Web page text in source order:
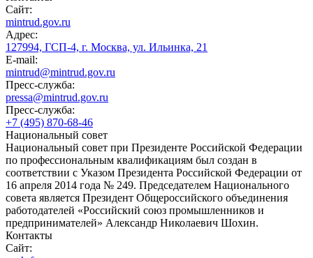
Сайт:
mintrud.gov.ru
Адрес:
127994, ГСП-4, г. Москва, ул. Ильинка, 21
E-mail:
mintrud@mintrud.gov.ru
Пресс-служба:
pressa@mintrud.gov.ru
Пресс-служба:
+7 (495) 870-68-46
Национальный совет
Национальный совет при Президенте Российской Федерации
по профессиональным квалификациям был создан в
соответствии с Указом Президента Российской Федерации от
16 апреля 2014 года № 249. Председателем Национального
совета является Президент Общероссийского объединения
работодателей «Российский союз промышленников и
предпринимателей» Александр Николаевич Шохин.
Контакты
Сайт: